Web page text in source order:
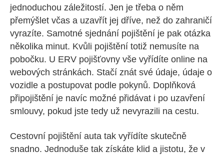
jednoduchou záležitostí. Jen je třeba o něm
přemýšlet včas a uzavřít jej dříve, než do zahraničí
vyrazíte. Samotné sjednání pojištění je pak otázka
několika minut. Kvůli pojištění totiž nemusíte na
pobočku. U ERV pojišťovny vše vyřídíte online na
webových stránkách. Stačí znát své údaje, údaje o
vozidle a postupovat podle pokynů. Doplňková
připojištění je navíc možné přidávat i po uzavření
smlouvy, pokud jste tedy už nevyrazili na cestu.
Cestovní pojištění auta tak vyřídíte skutečně
snadno. Jednoduše tak získáte klid a jistotu, že v